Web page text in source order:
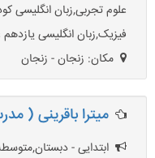
علوم تجربی,زبان انگلیسی
فیزیک,زبان انگلیسی
مکان: زنجان - زنجان
ميترا باقرینی (
ابتدایی -